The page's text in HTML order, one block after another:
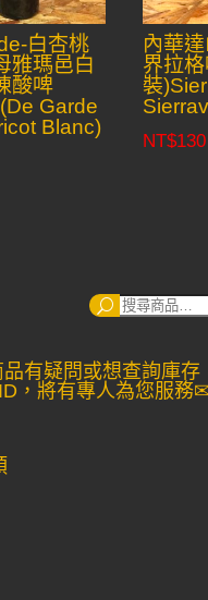
白杏桃
雅瑪邑白
酸啤
Garde
Blanc)
內華
界拉
裝
NT$130
有疑問或想查詢庫存
，將有專人為您服務✉